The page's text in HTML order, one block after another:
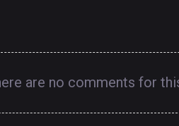
are no comments for